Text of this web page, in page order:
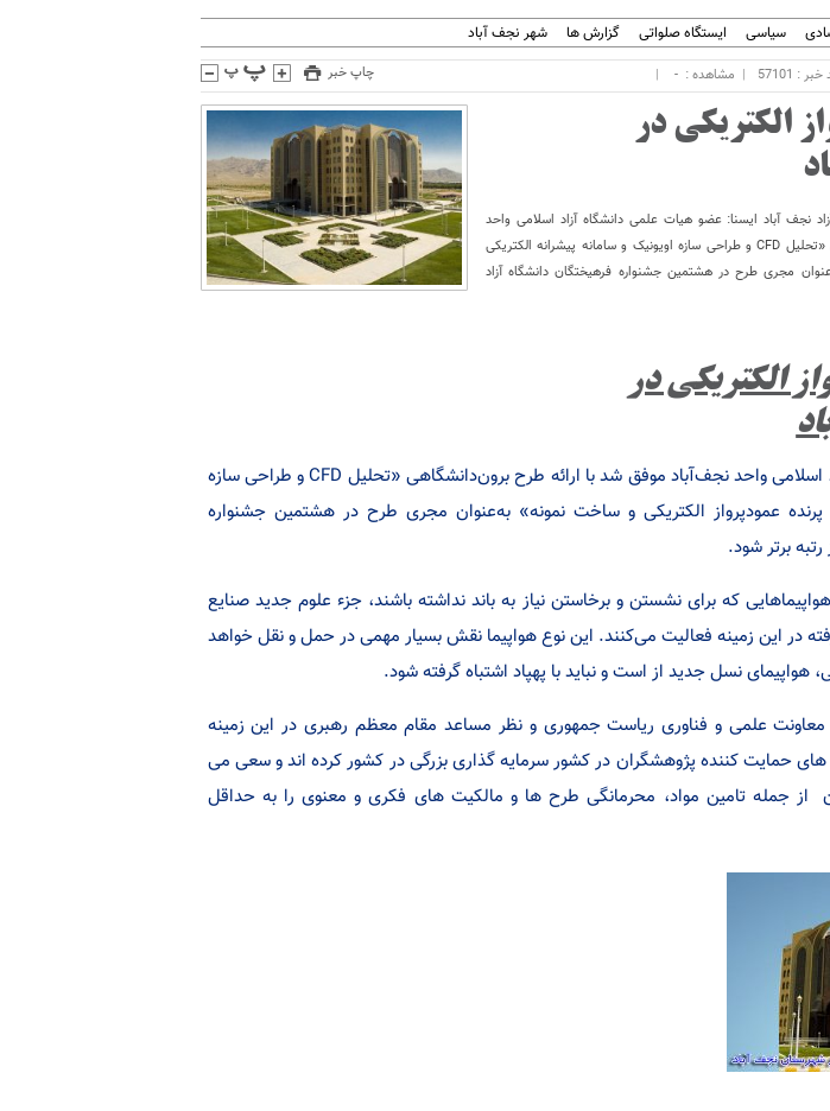
سیاسی ایستگاه صلواتی گزارش ها شهر نجف آباد
: 57101 مشاهده : - چاپ خبر
الکتریکی در
نجف آباد ایسنا: عضو هیات علمی دانشگاه آزاد اسلامی واحد
نجف‌آباد موفق شد با ارائه طرح برون‌دانشگاهی «تحلیل CFD و طراحی سازه اویونیک و سامانه پیشرانه الکتریکی
مجری طرح در هشتمین جشنواره فرهیختگان دانشگاه آزاد
الکتریکی در
عضو هیات علمی دانشگاه آزاد اسلامی واحد نجف‌آباد موفق شد با ارائه طرح برون‌دانشگاهی «تحلیل CFD و طراحی سازه
پرنده عمودپرواز الکتریکی و ساخت نمونه» به‌عنوان مجری طرح در هشتمین جشنواره
برتر شود.
که برای نشستن و برخاستن نیاز به باند نداشته باشند، جزء علوم جدید صنایع
در این زمینه فعالیت می‌کنند. این نوع هواپیما نقش بسیار مهمی در حمل و نقل خواهد
هواپیمای نسل جدید از است و نباید با پهپاد اشتباه گرفته شود.
معاونت علمی و فناوری ریاست جمهوری و نظر مساعد مقام معظم رهبری در این زمینه
حمایت کننده پژوهشگران در کشور سرمایه گذاری بزرگی در کشور کرده اند و سعی می
جمله تامین مواد، محرمانگی طرح ها و مالکیت های فکری و معنوی را به حداقل